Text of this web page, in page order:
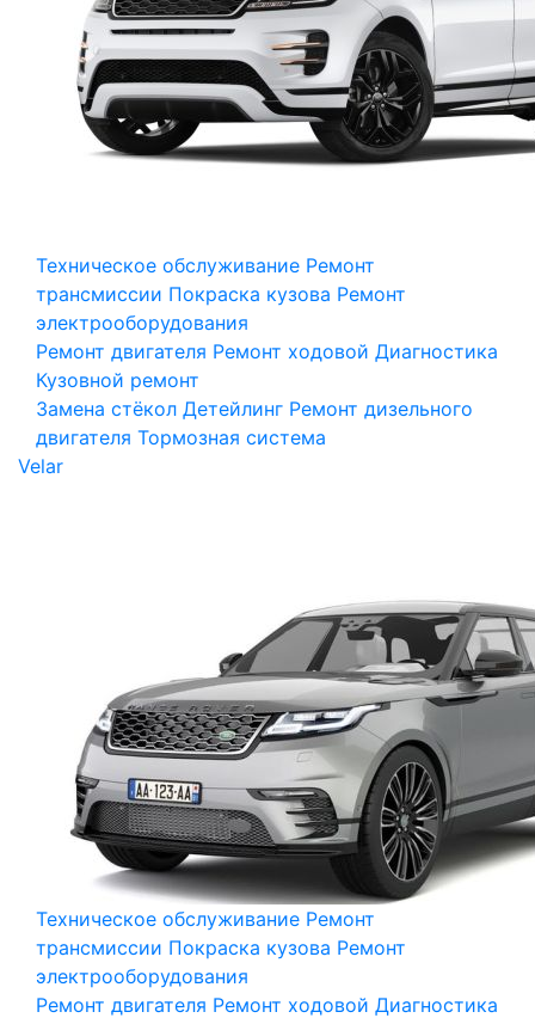
Техническое обслуживание Ремонт
трансмиссии Покраска кузова Ремонт
электрооборудования
Ремонт двигателя Ремонт ходовой Диагностика
Кузовной ремонт
Замена стёкол Детейлинг Ремонт дизельного
двигателя Тормозная система
Velar
Техническое обслуживание Ремонт
трансмиссии Покраска кузова Ремонт
электрооборудования
Ремонт двигателя Ремонт ходовой Диагностика